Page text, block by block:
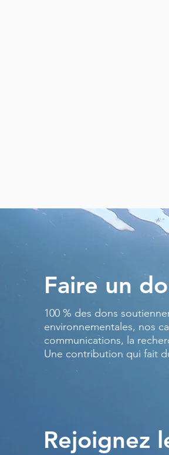
Faire un
100 % des dons
environnementales, nos
communications, la
Une contribution qui fait
Rejoignez